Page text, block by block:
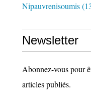
Nipauvrenisoumis
Newsletter
Abonnez-vous pour
articles publiés.